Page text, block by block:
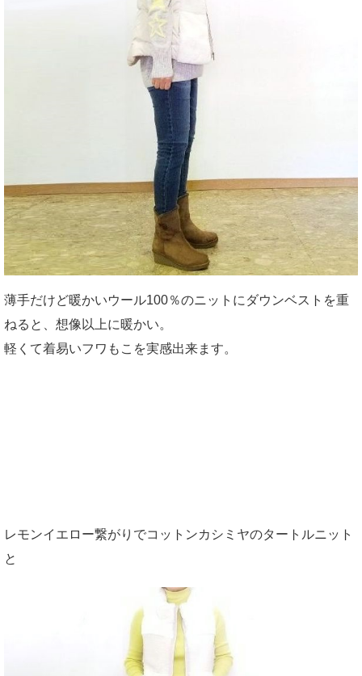
薄手だけど暖かいウール100％のニットにダウンベストを重
ねると、想像以上に暖かい。
軽くて着易いフワもこを実感出来ます。
レモンイエロー繋がりでコットンカシミヤのタートルニット
と